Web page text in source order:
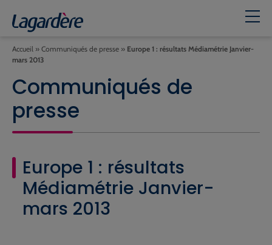
Accueil » Communiqués de presse » Europe 1 : résultats Médiamétrie Janvier-
mars 2013
Communiqués de
presse
Europe 1 : résultats
Médiamétrie Janvier-
mars 2013